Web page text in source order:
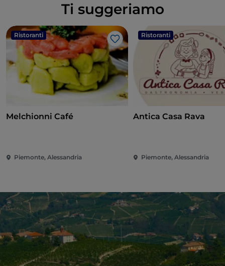
Ti suggeriamo
Ristoranti
Like
Melchionni Café
Piemonte, Alessandria
Ristoranti
Antica Casa Rava
Piemonte, Alessandria